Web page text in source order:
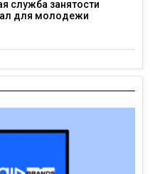
служба занятости
для молодежи